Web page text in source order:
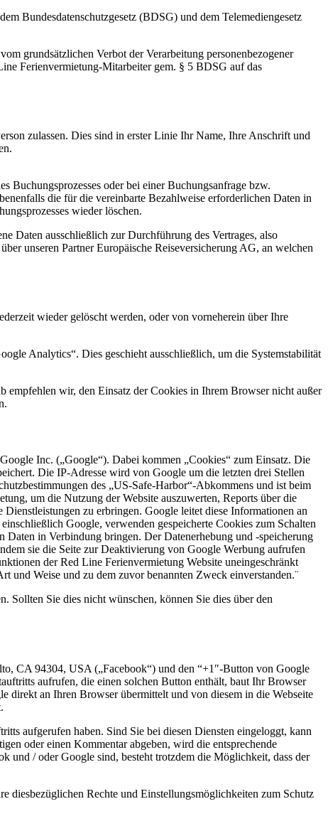
Bundesdatenschutzgesetz (BDSG) und dem Telemediengesetz
grundsätzlichen Verbot der Verarbeitung personenbezogener
Ferienvermietung-Mitarbeiter gem. § 5 BDSG auf das
zulassen. Dies sind in erster Linie Ihr Name, Ihre Anschrift und
Buchungsprozesses oder bei einer Buchungsanfrage bzw.
die für die vereinbarte Bezahlweise erforderlichen Daten in
wieder löschen.
Daten ausschließlich zur Durchführung des Vertrages, also
unseren Partner Europäische Reiseversicherung AG, an welchen
wieder gelöscht werden, oder von vorneherein über Ihre
Analytics“. Dies geschieht ausschließlich, um die Systemstabilität
empfehlen wir, den Einsatz der Cookies in Ihrem Browser nicht außer
Inc. („Google“). Dabei kommen „Cookies“ zum Einsatz. Die
Die IP-Adresse wird von Google um die letzten drei Stellen
des „US-Safe-Harbor“-Abkommens und ist beim
um die Nutzung der Website auszuwerten, Reports über die
zu erbringen. Google leitet diese Informationen an
Google, verwenden gespeicherte Cookies zum Schalten
in Verbindung bringen. Der Datenerhebung und -speicherung
sie die Seite zur Deaktivierung von Google Werbung aufrufen
der Red Line Ferienvermietung Website uneingeschränkt
und Weise und zu dem zuvor benannten Zweck einverstanden.¨
Sollten Sie dies nicht wünschen, können Sie dies über den
CA 94304, USA („Facebook“) und den “+1″-Button von Google
aufrufen, die einen solchen Button enthält, baut Ihr Browser
direkt an Ihren Browser übermittelt und von diesem in die Webseite
aufgerufen haben. Sind Sie bei diesen Diensten eingeloggt, kann
oder einen Kommentar abgeben, wird die entsprechende
und / oder Google sind, besteht trotzdem die Möglichkeit, dass der
diesbezüglichen Rechte und Einstellungsmöglichkeiten zum Schutz